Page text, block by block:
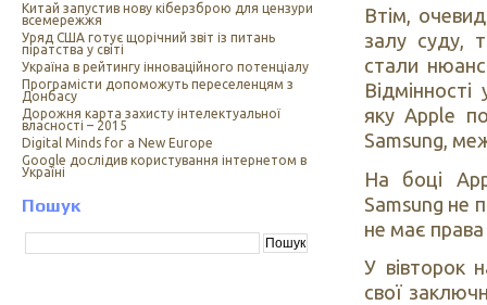
Китай запустив нову кіберзброю для цензури
всемережжя
Уряд США готує щорічний звіт із питань
піратства у світі
Україна в рейтингу інноваційного потенціалу
Програмісти допоможуть переселенцям з
Донбасу
Дорожня карта захисту інтелектуальної
власності – 2015
Digital Minds for a New Europe
Google дослідив користування інтернетом в
Україні
Пошук
Втім,
залу суду,
стали
яку Apple
Samsung,
На боці
Samsung не
не має права
У вівторок
свої